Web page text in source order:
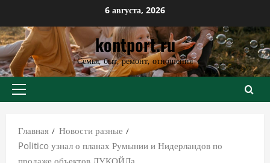
к
содержимому
6 августа, 2026
kontport.ru
Семья, быт, ремонт, отношения
Основное
Главная
Новости разные
Politico узнал о планах Румынии и Нидерландов по
продаже объектов ЛУКОЙЛа